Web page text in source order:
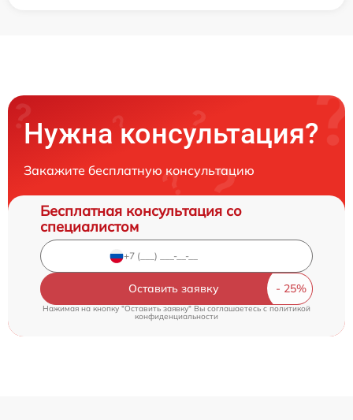
Нужна консультация?
Закажите бесплатную консультацию
Бесплатная консультация со
специалистом
Оставить заявку
Нажимая на кнопку "Оставить заявку" Вы соглашаетесь cполитикой
конфиденциальности